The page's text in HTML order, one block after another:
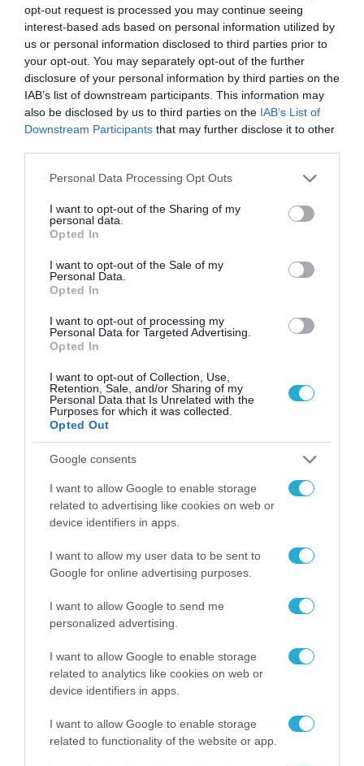
opt-out request is processed you may continue seeing
interest-based ads based on personal information utilized by
us or personal information disclosed to third parties prior to
your opt-out. You may separately opt-out of the further
disclosure of your personal information by third parties on the
IAB’s list of downstream participants. This information may
also be disclosed by us to third parties on the IAB’s List of
Downstream Participants that may further disclose it to other
Please note that this website/app uses one or more Google
not limited to your visit or usage behaviour. You may click to
grant or deny consent to Google and its third-party tags to
use your data for below specified purposes in below Google
consent section.
Personal Data Processing Opt Outs
I want to opt-out of the Sharing of my
personal data.
Opted In
I want to opt-out of the Sale of my
Personal Data.
Opted In
I want to opt-out of processing my
Personal Data for Targeted Advertising.
Opted In
I want to opt-out of Collection, Use,
Retention, Sale, and/or Sharing of my
Personal Data that Is Unrelated with the
Purposes for which it was collected.
Opted Out
Google consents
I want to allow Google to enable storage
related to advertising like cookies on web or
device identifiers in apps.
I want to allow my user data to be sent to
Google for online advertising purposes.
I want to allow Google to send me
personalized advertising.
I want to allow Google to enable storage
related to analytics like cookies on web or
device identifiers in apps.
I want to allow Google to enable storage
related to functionality of the website or app.
ΡΟΗ ΕΙΔΗΣΕΩΝ
Το χρηματοδοτούμενο
από την ΕΕ έργο “The
ενισχύει την ασφάλεια
των παιδιών στο
διαδίκτυο
31.07.2026
για τα πρόστιμα σε
παραβάσεις που
αφορούν τους ΦΗΜ
Σ. Καλαφάτης: «Η
Τεχνητή Νοημοσύνη
δεν είναι απλώς μια
νέα τεχνολογία, είναι
μια νέα βιομηχανική
επανάσταση»
31.07.2026
Νέος οδηγός του ΕΚΤ
για τη χρηματοδότηση
των ελληνικών
επιχειρήσεων στον
χώρο της άμυνας
31.07.2026
Η πιο ταξιδιάρικη
καλοκαιριού έχει την
υπογραφή της Xiaomi
ΟΛΗ Η ΡΟΗ ΕΙΔΗΣΕΩΝ